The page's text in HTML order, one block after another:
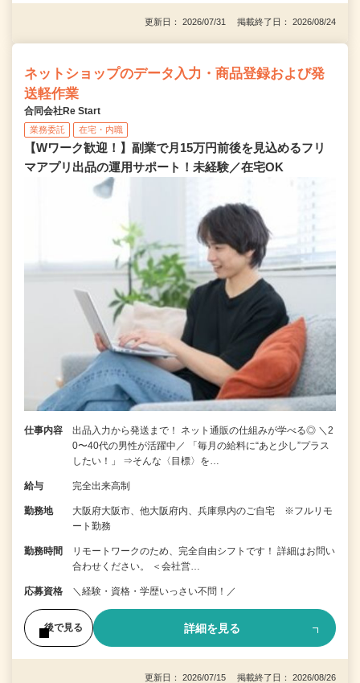
更新日： 2026/07/31 掲載終了日： 2026/08/24
ネットショップのデータ入力・商品登録および発
送軽作業
合同会社Re Start
業務委託 在宅・内職
【Wワーク歓迎！】副業で月15万円前後を見込めるフリ
マアプリ出品の運用サポート！未経験／在宅OK
仕事内容
出品入力から発送まで！ ネット通販の仕組みが学べる◎ ＼2
0〜40代の男性が活躍中／ 「毎月の給料に“あと少し”プラス
したい！」 ⇒そんな〈目標〉を…
給与 完全出来高制
勤務地
大阪府大阪市、他大阪府内、兵庫県内のご自宅 ※フルリモ
ート勤務
勤務時間
リモートワークのため、完全自由シフトです！ 詳細はお問い
合わせください。 ＜会社営…
応募資格 ＼経験・資格・学歴いっさい不問！／
後で見る 詳細を見る
更新日： 2026/07/15 掲載終了日： 2026/08/26